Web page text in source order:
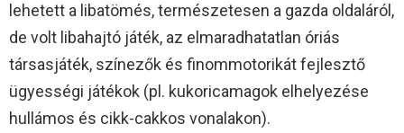
lehetett a libatömés, természetesen a gazda oldaláról,
de volt libahajtó játék, az elmaradhatatlan óriás
társasjáték, színezők és finommotorikát fejlesztő
ügyességi játékok (pl. kukoricamagok elhelyezése
hullámos és cikk-cakkos vonalakon).